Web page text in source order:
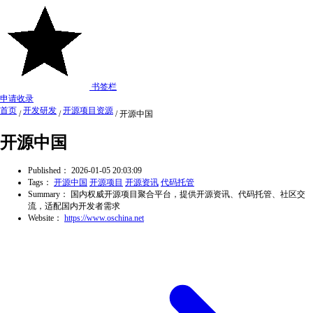
书签栏
申请收录
首页 / 开发研发 / 开源项目资源 / 开源中国
开源中国
Published： 2026-01-05 20:03:09
Tags： 开源中国 开源项目 开源资讯 代码托管
Summary：
国内权威开源项目聚合平台，提供开源资讯、代码托管、社区交
流，适配国内开发者需求
Website： https://www.oschina.net